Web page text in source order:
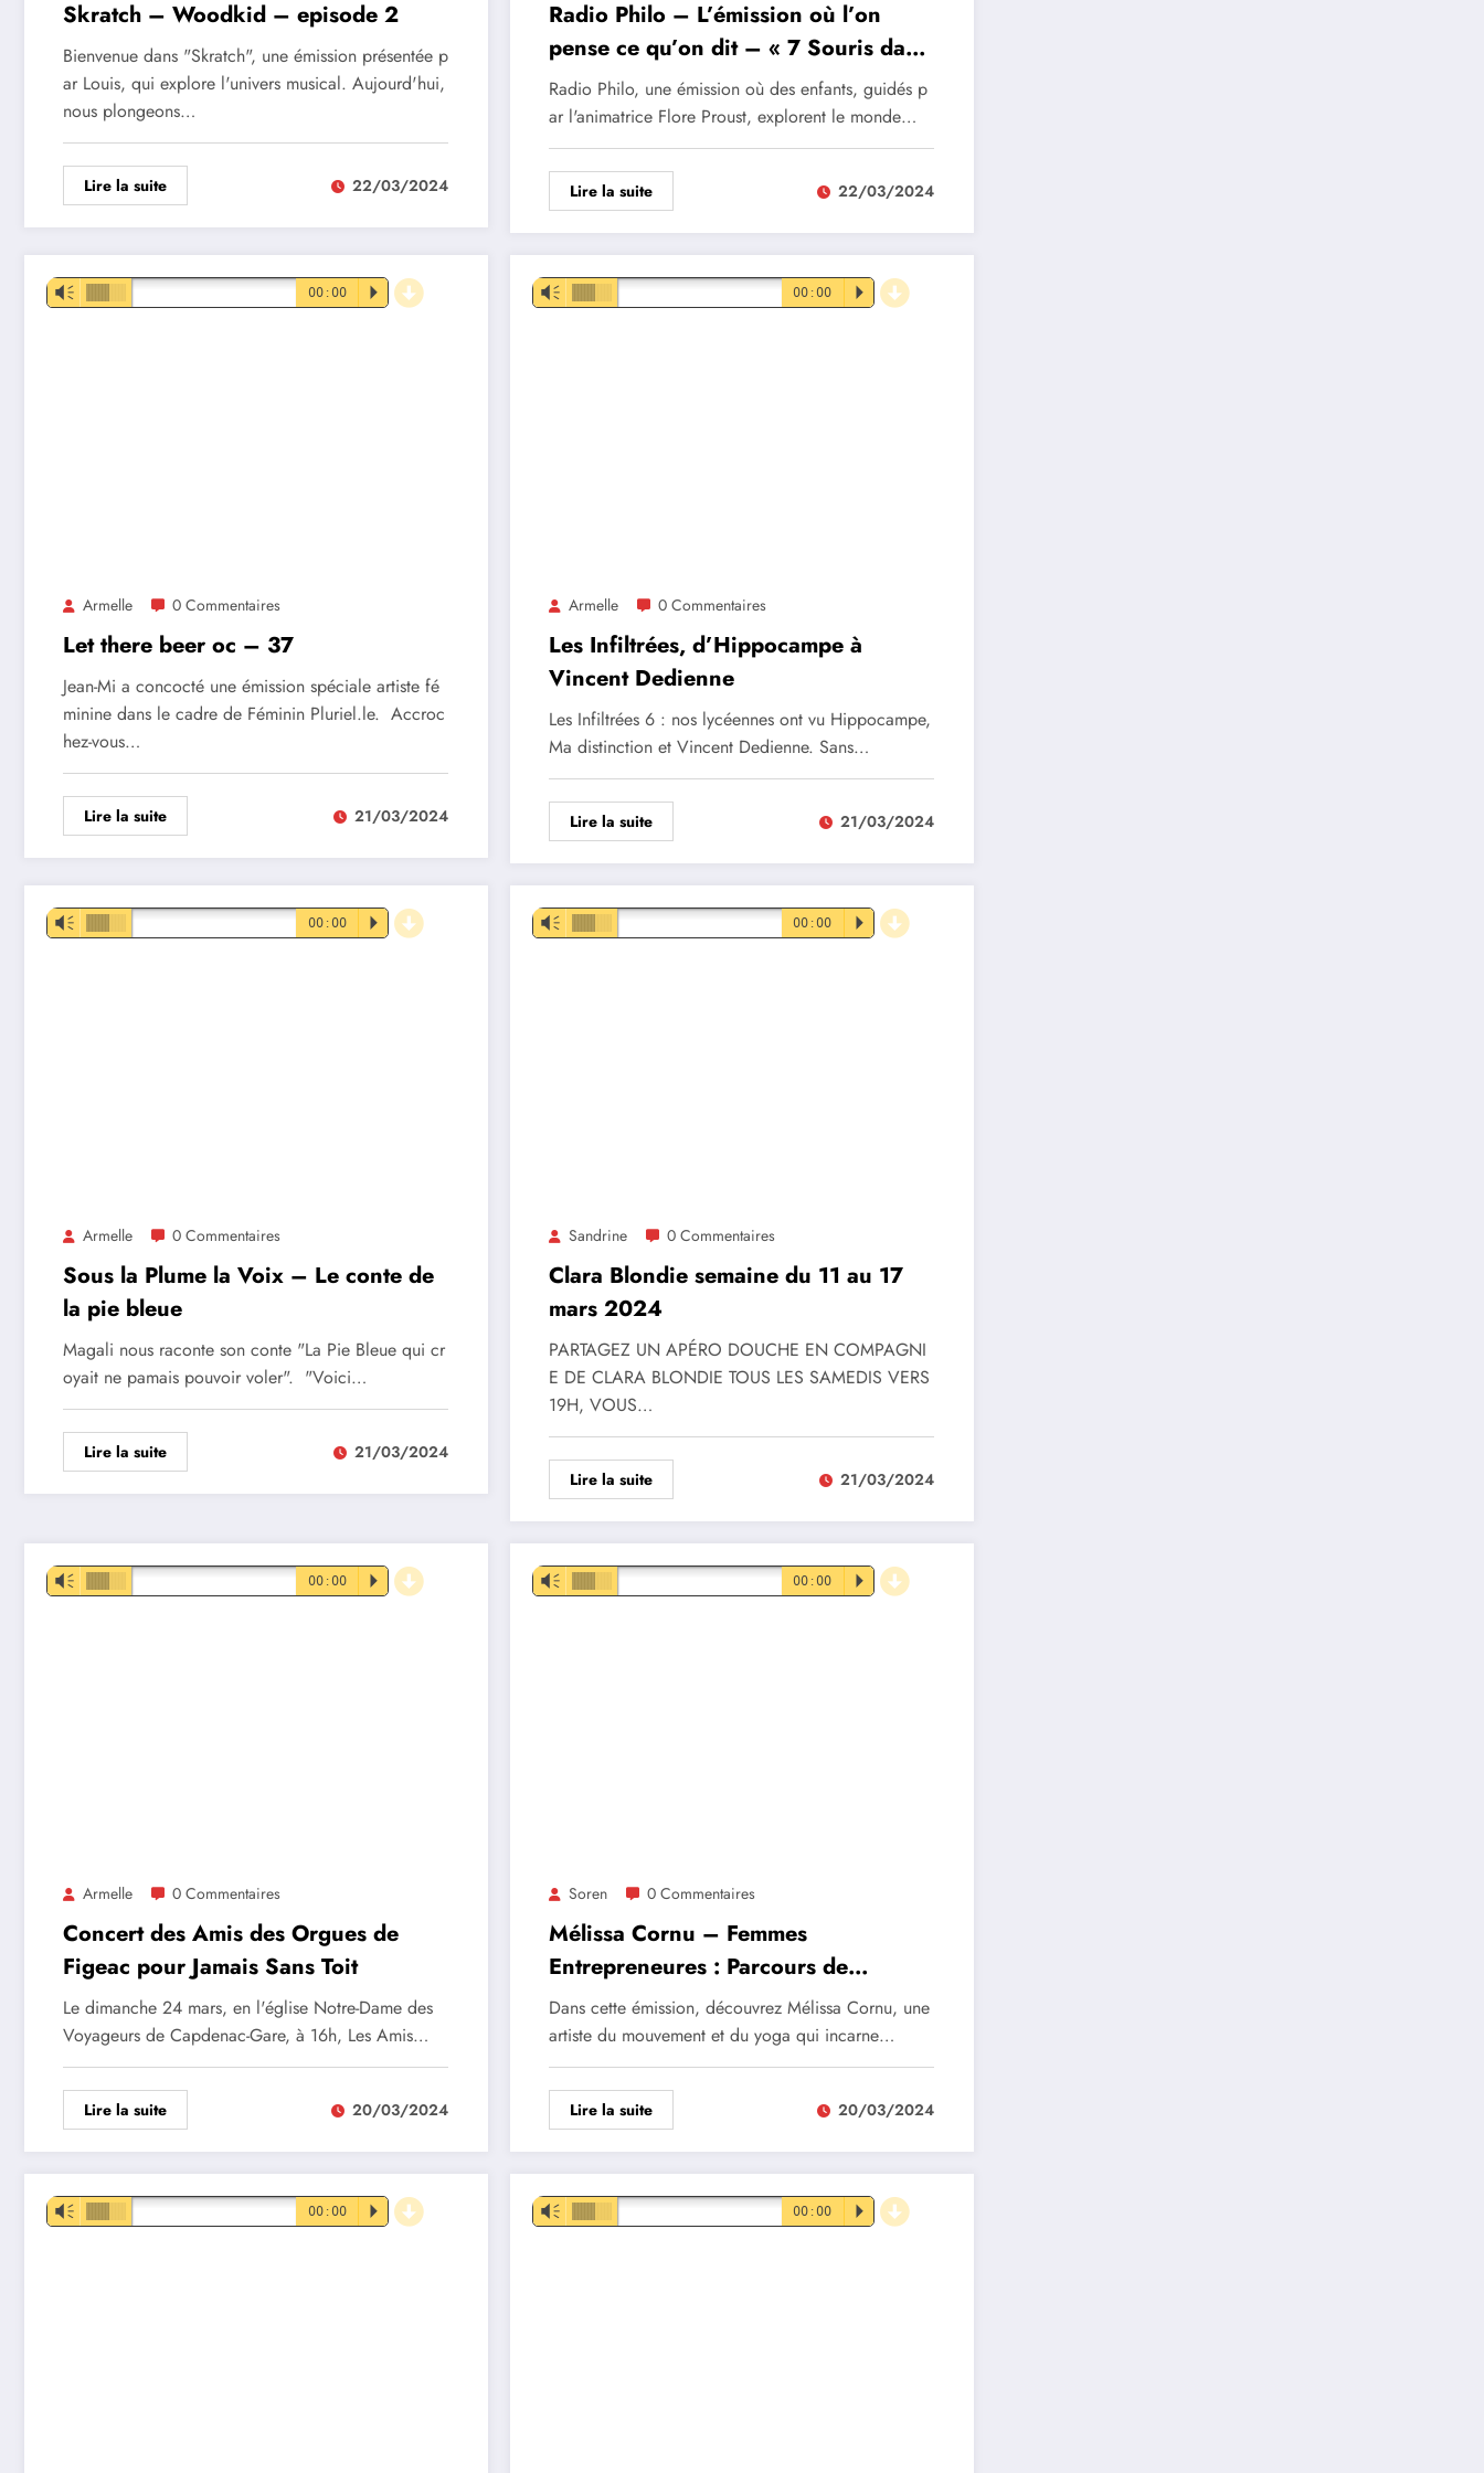
Skratch – Woodkid – episode 2
Bienvenue dans "Skratch", une émission présentée p
ar Louis, qui explore l'univers musical. Aujourd'hui,
nous plongeons…
Lire la suite 22/03/2024
Radio Philo – L’émission où l’on
pense ce qu’on dit – « 7 Souris dans
le noir »
Radio Philo, une émission où des enfants, guidés p
ar l'animatrice Flore Proust, explorent le monde…
Lire la suite 22/03/2024
Lecteur
Vm 00:00 P d
Armelle 0 Commentaires
Let there beer oc – 37
Jean-Mi a concocté une émission spéciale artiste fé
minine dans le cadre de Féminin Pluriel.le. Accroc
hez-vous…
Lire la suite 21/03/2024
Lecteur
Vm 00:00 P d
Armelle 0 Commentaires
Les Infiltrées, d’Hippocampe à
Vincent Dedienne
Les Infiltrées 6 : nos lycéennes ont vu Hippocampe,
Ma distinction et Vincent Dedienne. Sans…
Lire la suite 21/03/2024
Lecteur
Vm 00:00 P d
Armelle 0 Commentaires
Sous la Plume la Voix – Le conte de
la pie bleue
Magali nous raconte son conte "La Pie Bleue qui cr
oyait ne pamais pouvoir voler". "Voici…
Lire la suite 21/03/2024
Lecteur
Vm 00:00 P d
Sandrine 0 Commentaires
Clara Blondie semaine du 11 au 17
mars 2024
PARTAGEZ UN APÉRO DOUCHE EN COMPAGNI
E DE CLARA BLONDIE TOUS LES SAMEDIS VERS
19H, VOUS…
Lire la suite 21/03/2024
Lecteur
Vm 00:00 P d
Armelle 0 Commentaires
Concert des Amis des Orgues de
Figeac pour Jamais Sans Toit
Le dimanche 24 mars, en l'église Notre-Dame des
Voyageurs de Capdenac-Gare, à 16h, Les Amis…
Lire la suite 20/03/2024
Lecteur
Vm 00:00 P d
Soren 0 Commentaires
Mélissa Cornu – Femmes
Entrepreneures : Parcours de
Création d’Activité.
Dans cette émission, découvrez Mélissa Cornu, une
artiste du mouvement et du yoga qui incarne…
Lire la suite 20/03/2024
Lecteur
Vm 00:00 P d
Lecteur
Vm 00:00 P d